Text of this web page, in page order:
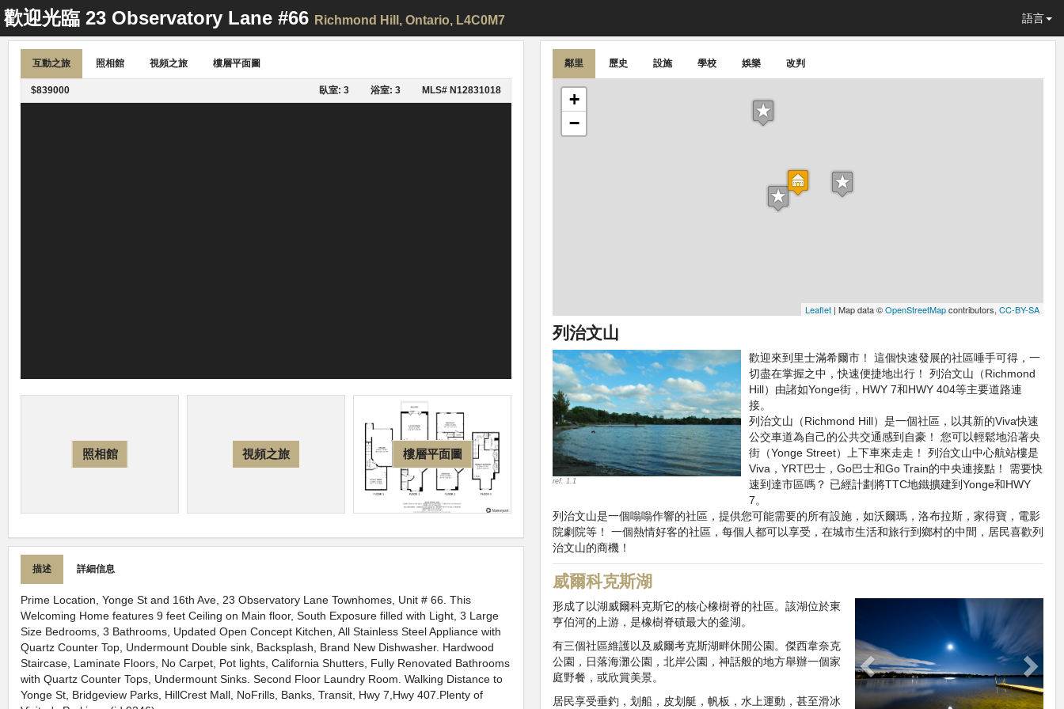
歡迎光臨 23 Observatory Lane #66 Richmond Hill , Ontario, L4C0M7 語言
互動之旅 照相館 視頻之旅 樓層平面圖
$839000 臥室: 3 浴室: 3 MLS# N12831018
照相館 視頻之旅 樓層平面圖
描述 詳細信息
Prime Location, Yonge St and 16th Ave, 23 Observatory Lane Townhomes, Unit # 66. This
Welcoming Home features 9 feet Ceiling on Main floor, South Exposure filled with Light, 3 Large
Size Bedrooms, 3 Bathrooms, Updated Open Concept Kitchen, All Stainless Steel Appliance with
Quartz Counter Top, Undermount Double sink, Backsplash, Brand New Dishwasher. Hardwood
Staircase, Laminate Floors, No Carpet, Pot lights, California Shutters, Fully Renovated Bathrooms
with Quartz Counter Tops, Undermount Sinks. Second Floor Laundry Room. Walking Distance to
Yonge St, Bridgeview Parks, HillCrest Mall, NoFrills, Banks, Transit, Hwy 7,Hwy 407.Plenty of
鄰里 歷史 設施 學校 娛樂 改判
+
−
Leaflet | Map data ©OpenStreetMapcontributors, CC-BY-SA
列治文山
ref. 1.1
歡迎來到里士滿希爾市！ 這個快速發展的社區唾手可得，一
切盡在掌握之中，快速便捷地出行！ 列治文山（Richmond
Hill）由諸如Yonge街，HWY 7和HWY 404等主要道路連
接。
列治文山（Richmond Hill）是一個社區，以其新的Viva快速
公交車道為自己的公共交通感到自豪！ 您可以輕鬆地沿著央
街（Yonge Street）上下車來走走！ 列治文山中心航站樓是
Viva，YRT巴士，Go巴士和Go Train的中央連接點！ 需要快
速到達市區嗎？ 已經計劃將TTC地鐵擴建到Yonge和HWY
7。
列治文山是一個嗡嗡作響的社區，提供您可能需要的所有設施，如沃爾瑪，洛布拉斯，家得寶，電影
院劇院等！ 一個熱情好客的社區，每個人都可以享受，在城市生活和旅行到鄉村的中間，居民喜歡列
治文山的商機！
威爾科克斯湖
形成了以湖威爾科克斯它的核心橡樹脊的社區。該湖位於東
亨伯河的上游，是橡樹脊磧最大的釜湖。
有三個社區維護以及威爾考克斯湖畔休閒公園。傑西韋奈克
公園，日落海灘公園，北岸公園，神話般的地方舉辦一個家
庭野餐，或欣賞美景。
居民享受垂釣，划船，皮划艇，帆板，水上運動，甚至滑冰